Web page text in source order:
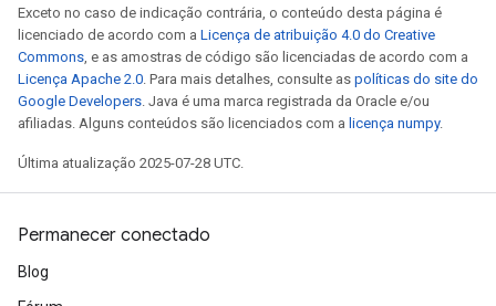
Exceto no caso de indicação contrária, o conteúdo desta página é
licenciado de acordo com a Licença de atribuição 4.0 do Creative
Commons, e as amostras de código são licenciadas de acordo com a
Licença Apache 2.0. Para mais detalhes, consulte as políticas do site do
Google Developers. Java é uma marca registrada da Oracle e/ou
afiliadas. Alguns conteúdos são licenciados com a licença numpy.
Última atualização 2025-07-28 UTC.
Permanecer conectado
Blog